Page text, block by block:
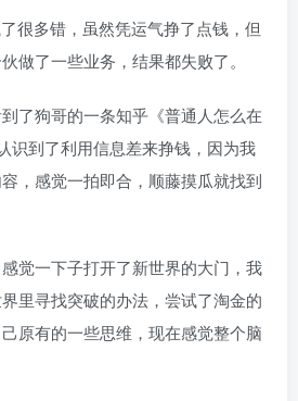
很多错，虽然凭运气挣了点钱，但
做了一些业务，结果都失败了。
了狗哥的一条知乎《普通人怎么在
识到了利用信息差来挣钱，因为我
，感觉一拍即合，顺藤摸瓜就找到
觉一下子打开了新世界的大门，我
里寻找突破的办法，尝试了淘金的
原有的一些思维，现在感觉整个脑